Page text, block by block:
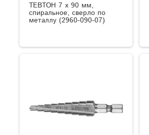
ТЕВТОН 7 x 90 мм,
спиральное, сверло по
металлу (2960-090-07)